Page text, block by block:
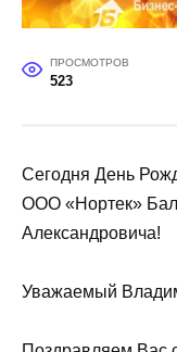
ПРОСМОТРОВ
523
Сегодня День
ООО «Нортек»
Александровича!
Уважаемый